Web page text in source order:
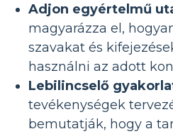
Adjon egyértelmű
magyarázza el,
szavakat és
használni az adott
Lebilincselő
tevékenységek
bemutatják, hogy a